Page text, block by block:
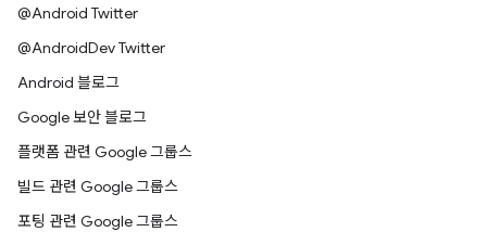
@Android Twitter
@AndroidDev Twitter
Android 블로그
Google 보안 블로그
플랫폼 관련 Google 그룹스
빌드 관련 Google 그룹스
포팅 관련 Google 그룹스